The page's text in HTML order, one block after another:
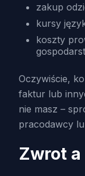
zakup
kursy
koszty
Oczywiście,
faktur lub
nie masz –
pracodawcy
Zwrot